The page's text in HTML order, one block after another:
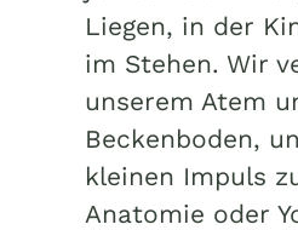
Liegen, in der
im Stehen. Wir
unserem Atem
Beckenboden,
kleinen Impuls
Anatomie oder